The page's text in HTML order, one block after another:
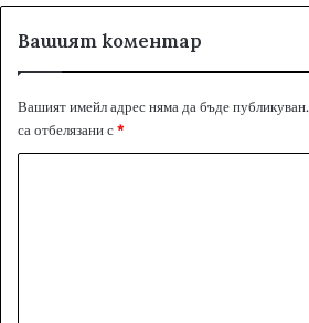
Вашият коментар
Вашият имейл адрес няма да бъде публикуван.
са отбелязани с*